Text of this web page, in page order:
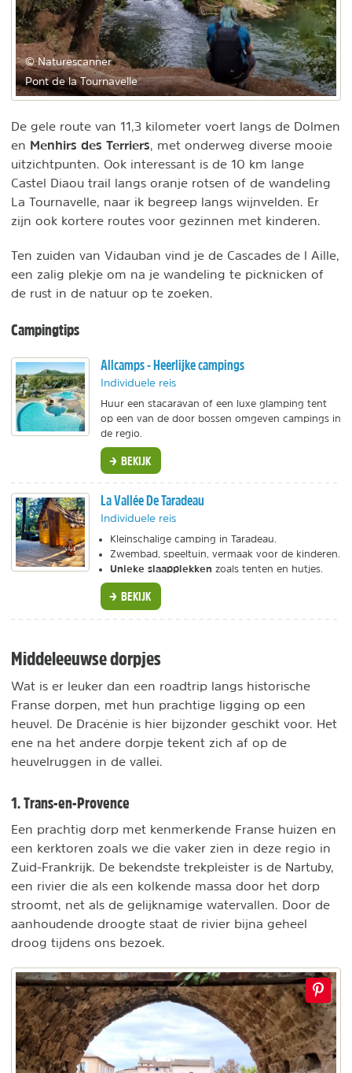
© Naturescanner
Pont de la Tournavelle
De gele route van 11,3 kilometer voert langs de Dolmen
en Menhirs des Terriers, met onderweg diverse mooie
uitzichtpunten. Ook interessant is de 10 km lange
Castel Diaou trail langs oranje rotsen of de wandeling
La Tournavelle, naar ik begreep langs wijnvelden. Er
zijn ook kortere routes voor gezinnen met kinderen.
Ten zuiden van Vidauban vind je de Cascades de l Aille,
een zalig plekje om na je wandeling te picknicken of
de rust in de natuur op te zoeken.
Campingtips
Allcamps - Heerlijke campings
Individuele reis
Huur een stacaravan of een luxe glamping tent
op een van de door bossen omgeven campings in
de regio.
BEKIJK
La Vallée De Taradeau
Individuele reis
Kleinschalige camping in Taradeau.
Zwembad, speeltuin, vermaak voor de kinderen.
Unieke slaapplekken zoals tenten en hutjes.
BEKIJK
Middeleeuwse dorpjes
Wat is er leuker dan een roadtrip langs historische
Franse dorpen, met hun prachtige ligging op een
heuvel. De Dracénie is hier bijzonder geschikt voor. Het
ene na het andere dorpje tekent zich af op de
heuvelruggen in de vallei.
1. Trans-en-Provence
Een prachtig dorp met kenmerkende Franse huizen en
een kerktoren zoals we die vaker zien in deze regio in
Zuid-Frankrijk. De bekendste trekpleister is de Nartuby,
een rivier die als een kolkende massa door het dorp
stroomt, net als de gelijknamige watervallen. Door de
aanhoudende droogte staat de rivier bijna geheel
droog tijdens ons bezoek.